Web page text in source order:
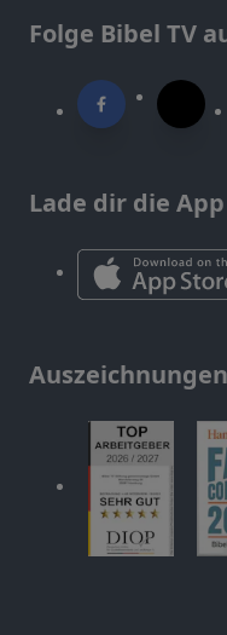
Folge Bibel TV
Lade dir die
Auszeichnungen